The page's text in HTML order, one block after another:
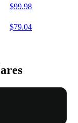
$99.98
$79.04